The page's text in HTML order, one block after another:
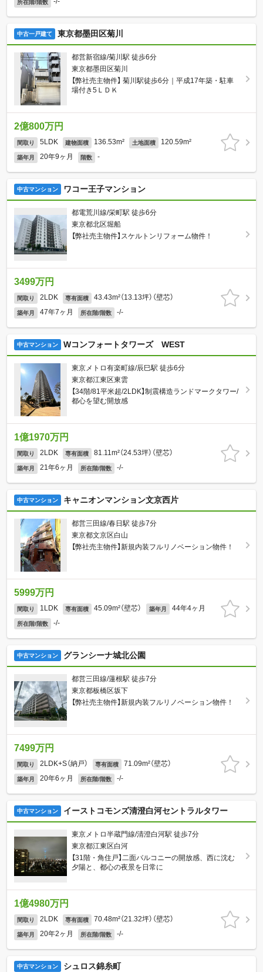
所在階/階数
中古一戸建て 東京都墨田区菊川
都営新宿線/菊川駅 徒歩6分
東京都墨田区菊川
【弊社売主物件】 菊川駅徒歩6分｜平成17年築・駐車
場付き5ＬＤＫ
2億800万円
間取り 5LDK 建物面積 136.53m² 土地面積 120.59m²
築年月 20年9ヶ月 階数 -
中古マンション ワコー王子マンション
都電荒川線/栄町駅 徒歩6分
東京都北区堀船
【弊社売主物件】スケルトンリフォーム物件！
3499万円
間取り 2LDK 専有面積 43.43m²（13.13坪）（壁芯）
築年月 47年7ヶ月 所在階/階数 -/-
中古マンション Wコンフォートタワーズ WEST
東京メトロ有楽町線/辰巳駅 徒歩6分
東京都江東区東雲
【34階/81平米超/2LDK】制震構造ランドマークタワー/
都心を望む開放感
1億1970万円
間取り 2LDK 専有面積 81.11m²（24.53坪）（壁芯）
築年月 21年6ヶ月 所在階/階数 -/-
中古マンション キャニオンマンション文京西片
都営三田線/春日駅 徒歩7分
東京都文京区白山
【弊社売主物件】新規内装フルリノベーション物件！
5999万円
間取り 1LDK 専有面積 45.09m²（壁芯） 築年月 44年4ヶ月
所在階/階数 -/-
中古マンション グランシーナ城北公園
都営三田線/蓮根駅 徒歩7分
東京都板橋区坂下
【弊社売主物件】新規内装フルリノベーション物件！
7499万円
間取り 2LDK+S（納戸） 専有面積 71.09m²（壁芯）
築年月 20年6ヶ月 所在階/階数 -/-
中古マンション イーストコモンズ清澄白河セントラルタワー
東京メトロ半蔵門線/清澄白河駅 徒歩7分
東京都江東区白河
【31階・角住戸】二面バルコニーの開放感、西に沈む
夕陽と、都心の夜景を日常に
1億4980万円
間取り 2LDK 専有面積 70.48m²（21.32坪）（壁芯）
築年月 20年2ヶ月 所在階/階数 -/-
中古マンション シュロス錦糸町